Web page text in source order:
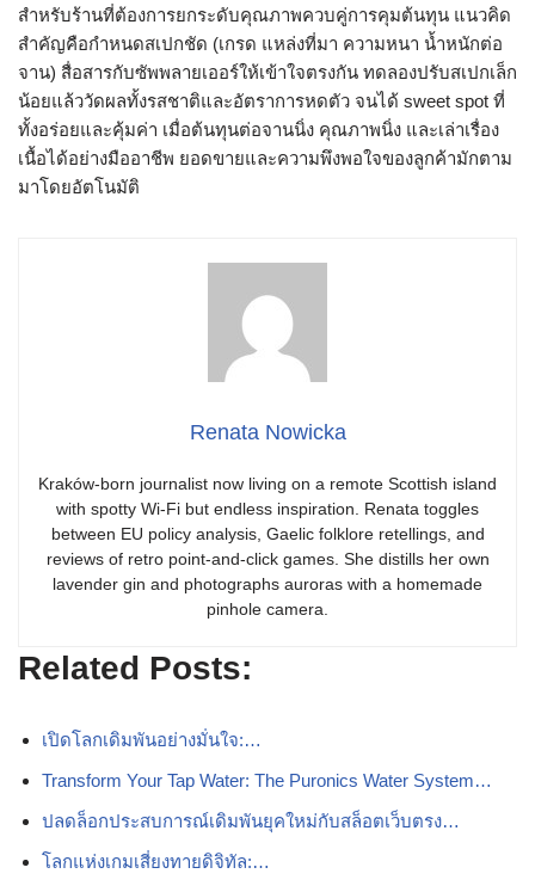
สำหรับร้านที่ต้องการยกระดับคุณภาพควบคู่การคุมต้นทุน แนวคิด
สำคัญคือกำหนดสเปกชัด (เกรด แหล่งที่มา ความหนา น้ำหนักต่อ
จาน) สื่อสารกับซัพพลายเออร์ให้เข้าใจตรงกัน ทดลองปรับสเปกเล็ก
น้อยแล้ววัดผลทั้งรสชาติและอัตราการหดตัว จนได้ sweet spot ที่
ทั้งอร่อยและคุ้มค่า เมื่อต้นทุนต่อจานนิ่ง คุณภาพนิ่ง และเล่าเรื่อง
เนื้อได้อย่างมืออาชีพ ยอดขายและความพึงพอใจของลูกค้ามักตาม
มาโดยอัตโนมัติ
Renata Nowicka
Kraków-born journalist now living on a remote Scottish island
with spotty Wi-Fi but endless inspiration. Renata toggles
between EU policy analysis, Gaelic folklore retellings, and
reviews of retro point-and-click games. She distills her own
lavender gin and photographs auroras with a homemade
pinhole camera.
Related Posts:
เปิดโลกเดิมพันอย่างมั่นใจ:…
Transform Your Tap Water: The Puronics Water System…
ปลดล็อกประสบการณ์เดิมพันยุคใหม่กับสล็อตเว็บตรง…
โลกแห่งเกมเสี่ยงทายดิจิทัล:…